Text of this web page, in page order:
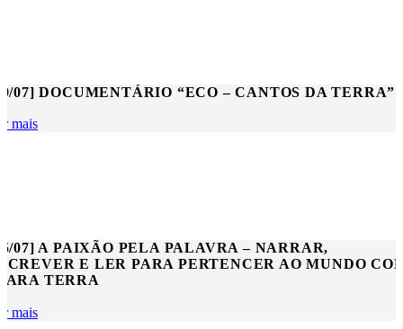
07] DOCUMENTÁRIO “ECO – CANTOS DA TERRA”
mais
07] A PAIXÃO PELA PALAVRA – NARRAR,
E LER PARA PERTENCER AO MUNDO
TERRA
mais